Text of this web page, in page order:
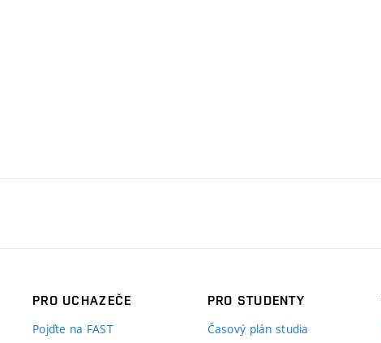
PRO UCHAZEČE
Pojďte na FAST
PRO STUDENTY
Časový plán studia